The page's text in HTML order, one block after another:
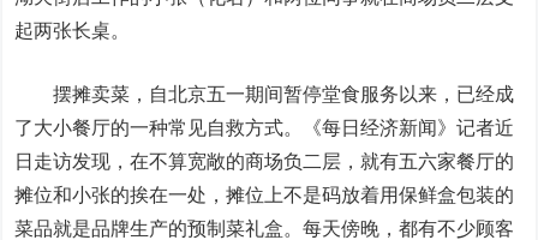
起两张长桌。
摆摊卖菜，自北京五一期间暂停堂食服务以来，已经成
了大小餐厅的一种常见自救方式。《每日经济新闻》记者近
日走访发现，在不算宽敞的商场负二层，就有五六家餐厅的
摊位和小张的挨在一处，摊位上不是码放着用保鲜盒包装的
菜品就是品牌生产的预制菜礼盒。每天傍晚，都有不少顾客